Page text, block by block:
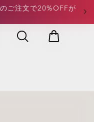
ご注文で20%OFFが
以上のご注文で
¥15,000以上のご注